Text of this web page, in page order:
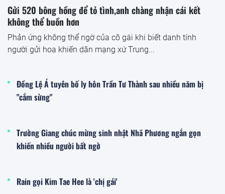
Gửi 520 bông hồng để tỏ tình,anh chàng nhận cái kết
không thể buồn hơn
Phản ứng không thể ngờ của cô gái khi biết danh tính
người gửi hoa khiến dân mạng xứ Trung...
Đồng Lệ Á tuyên bố ly hôn Trần Tư Thành sau nhiều năm bị
"cắm sừng"
Trường Giang chúc mừng sinh nhật Nhã Phương ngắn gọn
khiến nhiều người bất ngờ
Rain gọi Kim Tae Hee là 'chị gái'